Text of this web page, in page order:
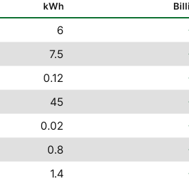
kWh
6
7.5
0.12
45
0.02
0.8
1.4